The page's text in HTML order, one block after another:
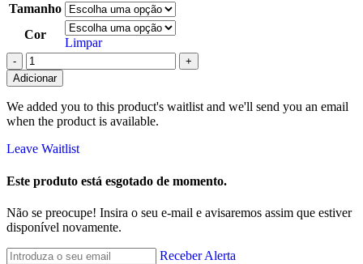
Tamanho
Cor
Limpar
Adicionar
We added you to this product's waitlist and we'll send you an email
when the product is available.
Leave Waitlist
Este produto está esgotado de momento.
Não se preocupe! Insira o seu e-mail e avisaremos assim que estiver
disponível novamente.
Receber Alerta